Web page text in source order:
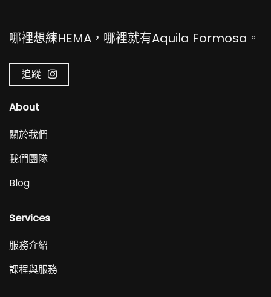
哪裡想練HEMA，哪裡就有Aquila Formosa。
追蹤
About
關於我們
我們團隊
Blog
Services
服務介紹
課程與服務